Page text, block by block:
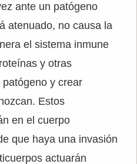
ante un patógeno
atenuado, no causa la
el sistema inmune
y otras
y crear
Estos
en el cuerpo
que haya una invasión
actuarán